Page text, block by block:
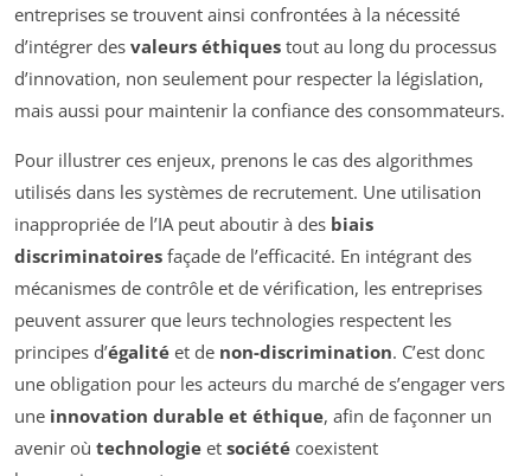
entreprises se trouvent ainsi confrontées à la nécessité
d’intégrer des valeurs éthiques tout au long du processus
d’innovation, non seulement pour respecter la législation,
mais aussi pour maintenir la confiance des consommateurs.
Pour illustrer ces enjeux, prenons le cas des algorithmes
utilisés dans les systèmes de recrutement. Une utilisation
inappropriée de l’IA peut aboutir à des biais
discriminatoires façade de l’efficacité. En intégrant des
mécanismes de contrôle et de vérification, les entreprises
peuvent assurer que leurs technologies respectent les
principes d’égalité et de non-discrimination. C’est donc
une obligation pour les acteurs du marché de s’engager vers
une innovation durable et éthique, afin de façonner un
avenir où technologie et société coexistent